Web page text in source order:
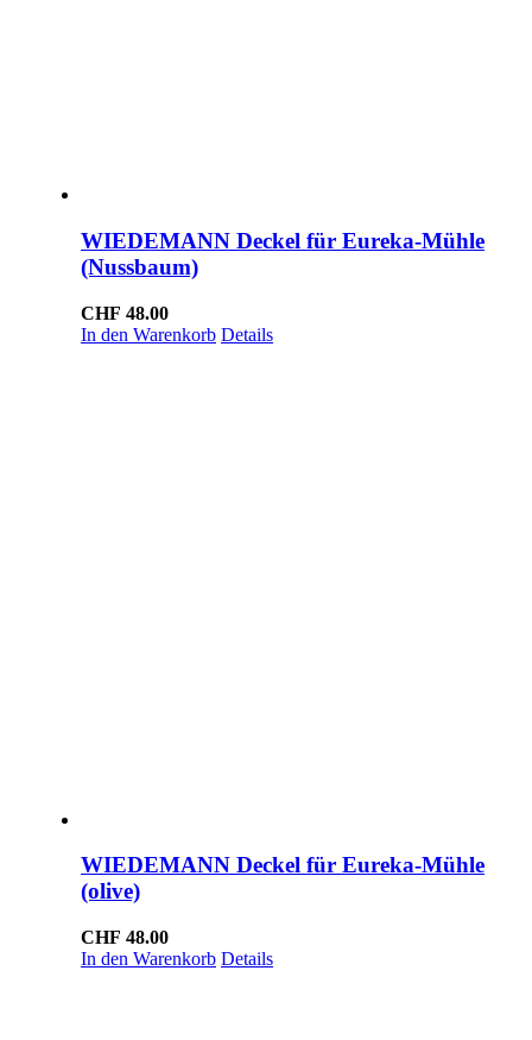
WIEDEMANN Deckel für Eureka-Mühle
(Nussbaum)
CHF 48.00
In den Warenkorb Details
WIEDEMANN Deckel für Eureka-Mühle
(olive)
CHF 48.00
In den Warenkorb Details